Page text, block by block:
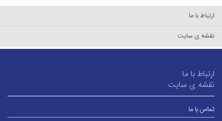
ارتباط با ما
نقشه ی سایت
ارتباط با ما
نقشه ی سایت
تماس با ما